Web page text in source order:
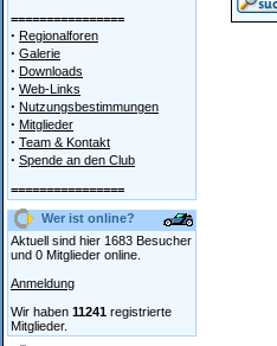
================
· Regionalforen
· Galerie
· Downloads
· Web-Links
· Nutzungsbestimmungen
· Mitglieder
· Team & Kontakt
· Spende an den Club
================
Wer ist online?
Aktuell sind hier 1683 Besucher
und 0 Mitglieder online.
Anmeldung
Wir haben 11241 registrierte
Mitglieder.